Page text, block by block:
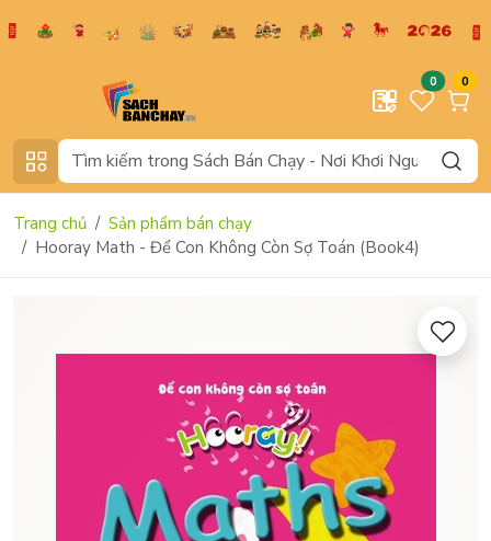
0 0
Trang chủ
Sản phẩm bán chạy
Hooray Math - Để Con Không Còn Sợ Toán (Book4)